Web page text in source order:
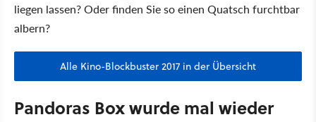
liegen lassen? Oder finden Sie so einen Quatsch furchtbar
albern?
Alle Kino-Blockbuster 2017 in der Übersicht
Pandoras Box wurde mal wieder